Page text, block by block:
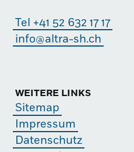
Tel +41 52 632 17 17
info@altra-sh.ch
WEITERE LINKS
Sitemap
Impressum
Datenschutz